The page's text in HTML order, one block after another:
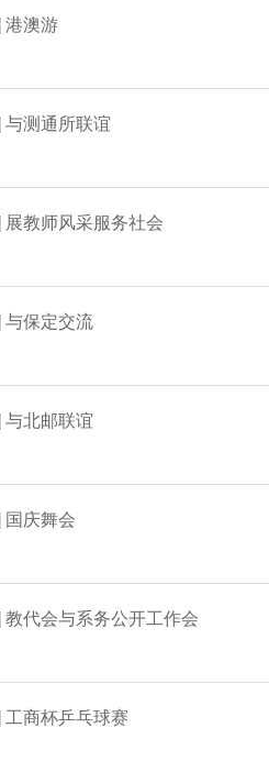
港澳游
与测通所联谊
展教师风采服务社会
与保定交流
与北邮联谊
国庆舞会
教代会与系务公开工作会
工商杯乒乓球赛